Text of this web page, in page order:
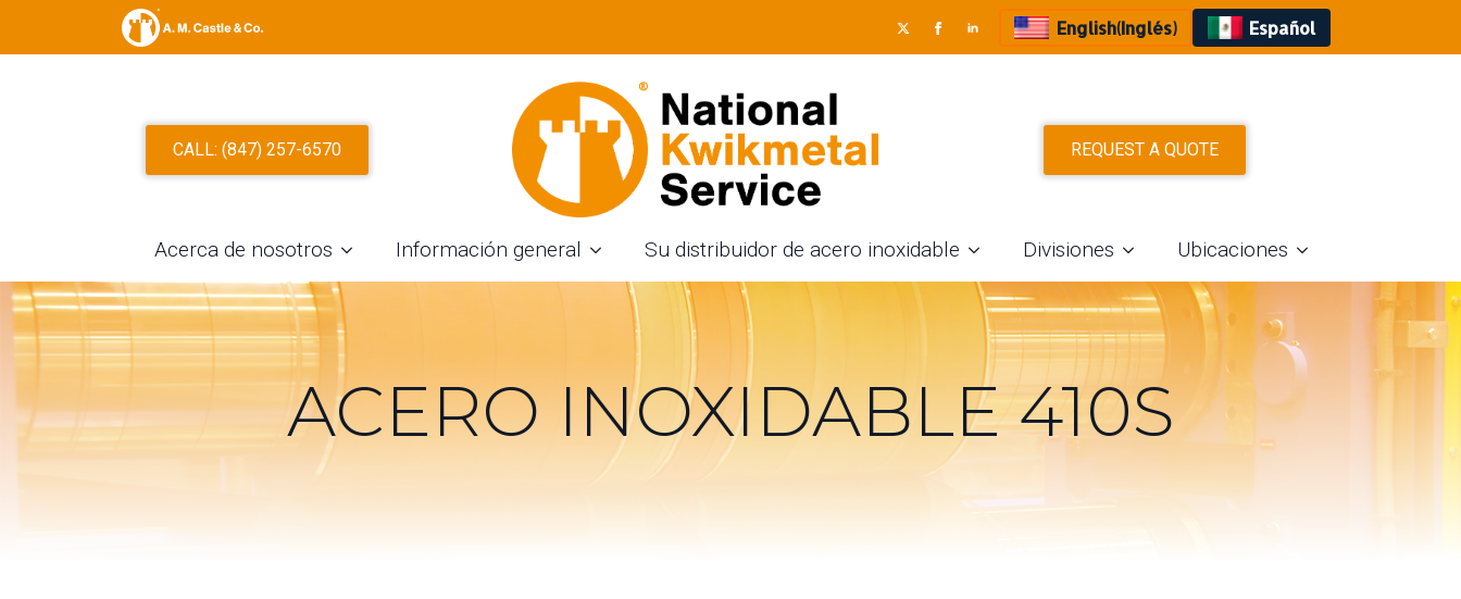
English(Inglés) Español
CALL: (847) 257-6570 REQUEST A QUOTE
Acerca de nosotros Información general Su distribuidor de acero inoxidable Divisiones Ubicaciones
ACERO INOXIDABLE 410S